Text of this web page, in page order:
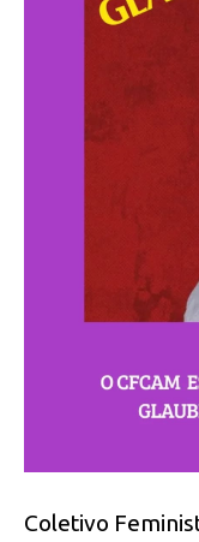
Coletivo